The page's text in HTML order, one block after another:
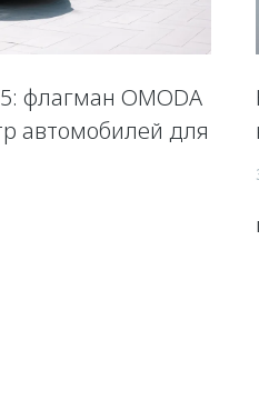
флагман OMODA
автомобилей для